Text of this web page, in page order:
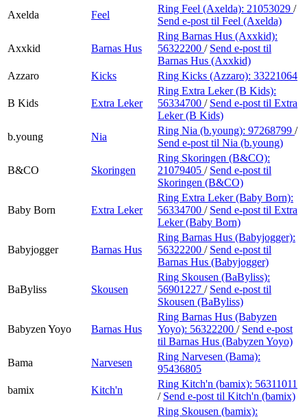
Axelda
Feel
Ring Feel (Axelda): 21053029 /
Send e-post til Feel (Axelda)
Axxkid Barnas Hus
Ring Barnas Hus (Axxkid):
56322200 / Send e-post til
Barnas Hus (Axxkid)
Azzaro
Kicks Ring Kicks (Azzaro): 33221064
B Kids Extra Leker
Ring Extra Leker (B Kids):
56334700 / Send e-post til Extra
Leker (B Kids)
b.young
Nia
Ring Nia (b.young): 97268799 /
Send e-post til Nia (b.young)
B&CO Skoringen
Ring Skoringen (B&CO):
21079405 / Send e-post til
Skoringen (B&CO)
Baby Born Extra Leker
Ring Extra Leker (Baby Born):
56334700 / Send e-post til Extra
Leker (Baby Born)
Babyjogger Barnas Hus
Ring Barnas Hus (Babyjogger):
56322200 / Send e-post til
Barnas Hus (Babyjogger)
BaByliss Skousen
Ring Skousen (BaByliss):
56901227 / Send e-post til
Skousen (BaByliss)
Babyzen Yoyo Barnas Hus
Ring Barnas Hus (Babyzen
Yoyo): 56322200 / Send e-post
til Barnas Hus (Babyzen Yoyo)
Bama
Narvesen
Ring Narvesen (Bama):
95436805
bamix
Kitch'n
Ring Kitch'n (bamix): 56311011
/ Send e-post til Kitch'n (bamix)
Ring Skousen (bamix):